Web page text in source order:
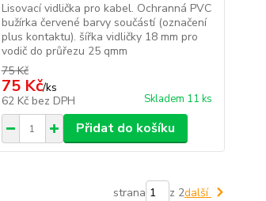
Lisovací vidlička pro kabel. Ochranná PVC
bužírka červené barvy součástí (označení
plus kontaktu). šířka vidličky 18 mm pro
vodič do průřezu 25 qmm
75 Kč
75 Kč/ks
62 Kč bez DPH Skladem 11 ks
Přidat do košíku
strana z 2další